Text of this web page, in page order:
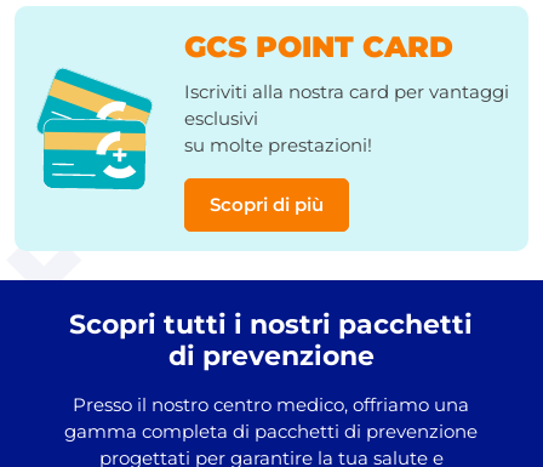
GCS POINT CARD
Iscriviti alla nostra card per vantaggi
esclusivi
su molte prestazioni!
Scopri di più
Scopri tutti i nostri pacchetti
di prevenzione
Presso il nostro centro medico, offriamo una
gamma completa di pacchetti di prevenzione
progettati per garantire la tua salute e